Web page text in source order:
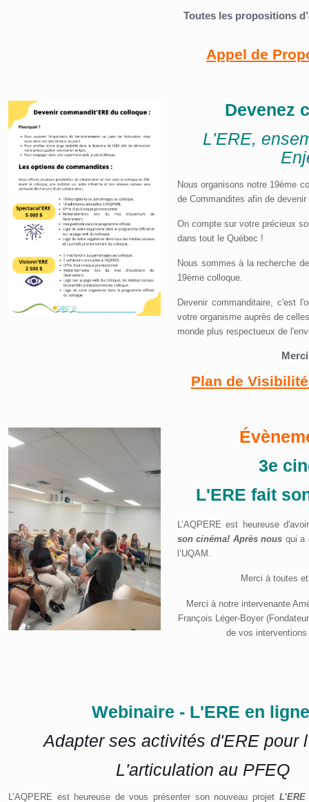
Toutes les propositions
Appel de
Devenez
L'ERE,
Nous organisons notre 19ème
de Commandites afin de
On compte sur votre précieux
dans tout le Québec !
Nous sommes à la recherche
19ème colloque.
Devenir commanditaire, c'est
votre organisme auprès de
monde plus respectueux de
Plan de
3e
L'ERE fait
L’AQPERE est heureuse
son cinéma! Après nous qui a
l’UQAM.
Merci à toutes
Merci à notre intervenante
François Léger-Boyer
de vos
Webinaire - L'ERE en
Adapter ses activités d'ERE pour
L'articulation au PFEQ
L’AQPERE est heureuse de vous présenter son nouveau projet